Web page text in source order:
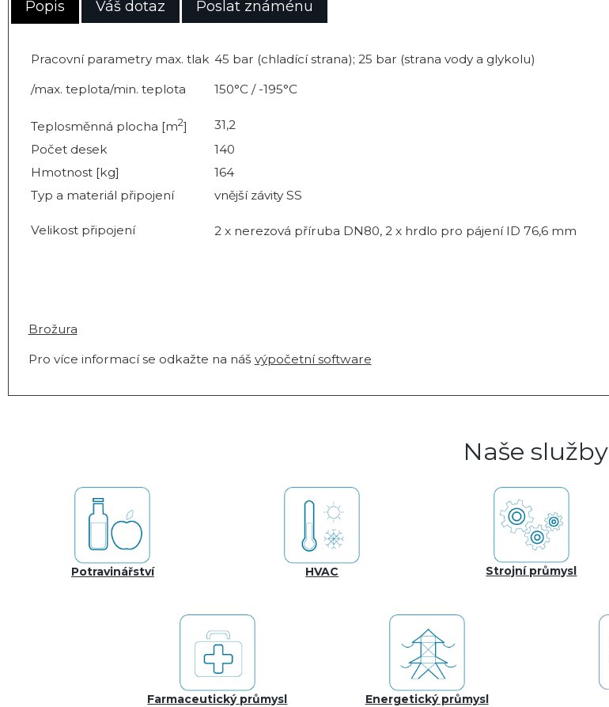
Popis Váš dotaz Poslat známénu
Pracovní parametry max. tlak
/max. teplota/min. teplota
45 bar (chladící strana); 25 bar (strana vody a glykolu)
150°C / -195°C
Teplosměnná plocha [m2]
31,2
Počet desek
140
Hmotnost [kg]
164
Typ a materiál připojení
vnější závity SS
Velikost připojení 2 x nerezová příruba DN80, 2 x hrdlo pro pájení ID 76,6 mm
Brožura
Pro více informací se odkažte na náš výpočetní software
Naše služby
Potravinářství HVAC Strojní průmysl
Farmaceutický průmysl Energetický průmysl